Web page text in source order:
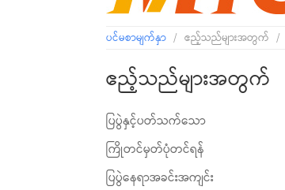
ပင်မစာမျက်နှာ / ဧည့်သည်များအတွက် /
ဧည့်သည်များအတွက်
ပြပွဲနှင့်ပတ်သက်သော
ကြိုတင်မှတ်ပုံတင်ရန်
ပြပွဲနေရာအခင်းအကျင်း